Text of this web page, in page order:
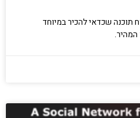
תוכנה שכדאי להכיר במיוחד
המהיר.